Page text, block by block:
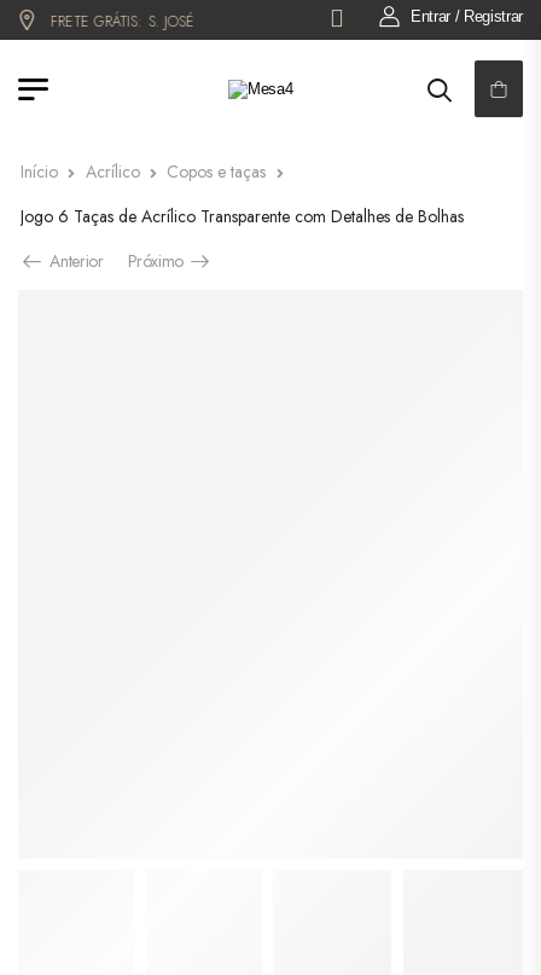
FRETE GRÁTIS:S. JOSÉ DO RIO PRETO! 6x NO CARTÃO OU 5% OFF
Entrar / Registrar
Início Acrílico
Copos e taças
Jogo 6 Taças de Acrílico Transparente com Detalhes de Bolhas
Anterior
Próximo